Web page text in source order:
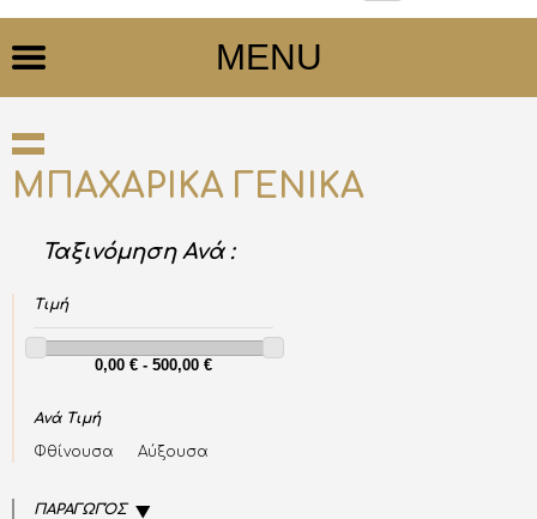
MENU
ΜΠΑΧΑΡΙΚΑ ΓΕΝΙΚΑ
Ταξινόμηση Ανά :
Τιμή
Ανά Τιμή
Φθίνουσα
Αύξουσα
ΠΑΡΑΓΩΓΌΣ